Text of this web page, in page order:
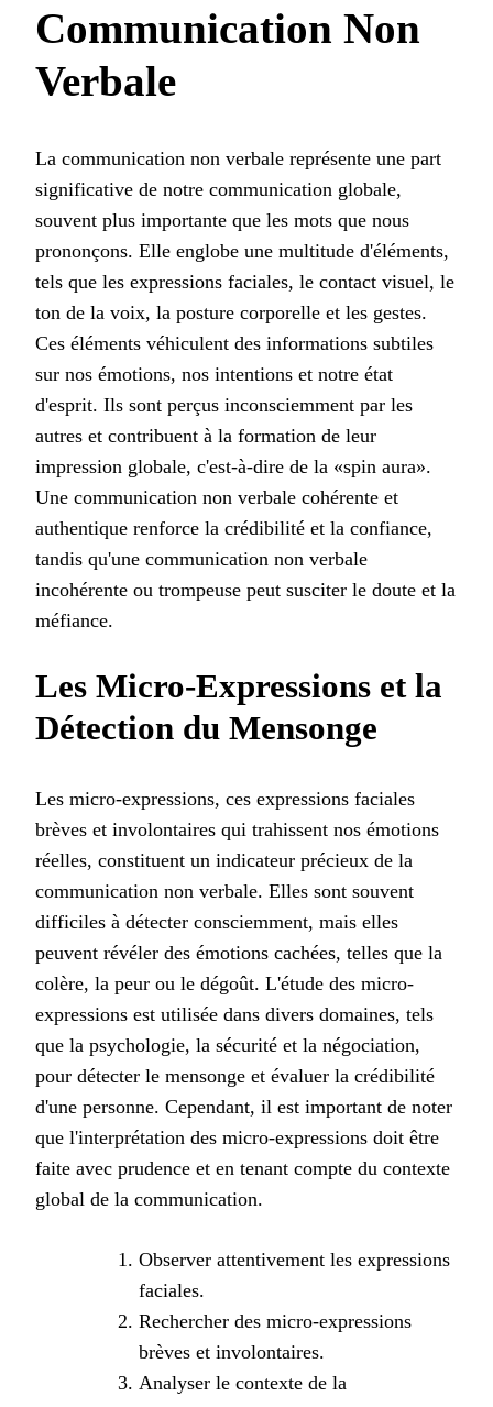
Communication Non
Verbale
La communication non verbale représente une part
significative de notre communication globale,
souvent plus importante que les mots que nous
prononçons. Elle englobe une multitude d'éléments,
tels que les expressions faciales, le contact visuel, le
ton de la voix, la posture corporelle et les gestes.
Ces éléments véhiculent des informations subtiles
sur nos émotions, nos intentions et notre état
d'esprit. Ils sont perçus inconsciemment par les
autres et contribuent à la formation de leur
impression globale, c'est-à-dire de la «spin aura».
Une communication non verbale cohérente et
authentique renforce la crédibilité et la confiance,
tandis qu'une communication non verbale
incohérente ou trompeuse peut susciter le doute et la
méfiance.
Les Micro-Expressions et la
Détection du Mensonge
Les micro-expressions, ces expressions faciales
brèves et involontaires qui trahissent nos émotions
réelles, constituent un indicateur précieux de la
communication non verbale. Elles sont souvent
difficiles à détecter consciemment, mais elles
peuvent révéler des émotions cachées, telles que la
colère, la peur ou le dégoût. L'étude des micro-
expressions est utilisée dans divers domaines, tels
que la psychologie, la sécurité et la négociation,
pour détecter le mensonge et évaluer la crédibilité
d'une personne. Cependant, il est important de noter
que l'interprétation des micro-expressions doit être
faite avec prudence et en tenant compte du contexte
global de la communication.
Observer attentivement les expressions
faciales.
Rechercher des micro-expressions
brèves et involontaires.
Analyser le contexte de la